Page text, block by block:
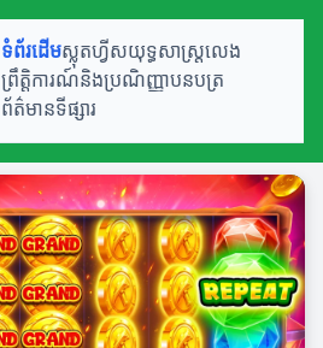
ទំព័រដើមស្លុតហ្វីសយុទ្ធសាស្ត្រលេង
ព្រឹត្តិការណ៍និងប្រណិញ្ញាបនបត្រ
ព័ត៌មានទីផ្សារ